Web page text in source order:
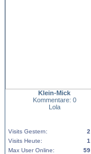
Klein-Mick
Kommentare: 0
Lola
Visits Gestern:
2
Visits Heute:
1
Max User Online:
59